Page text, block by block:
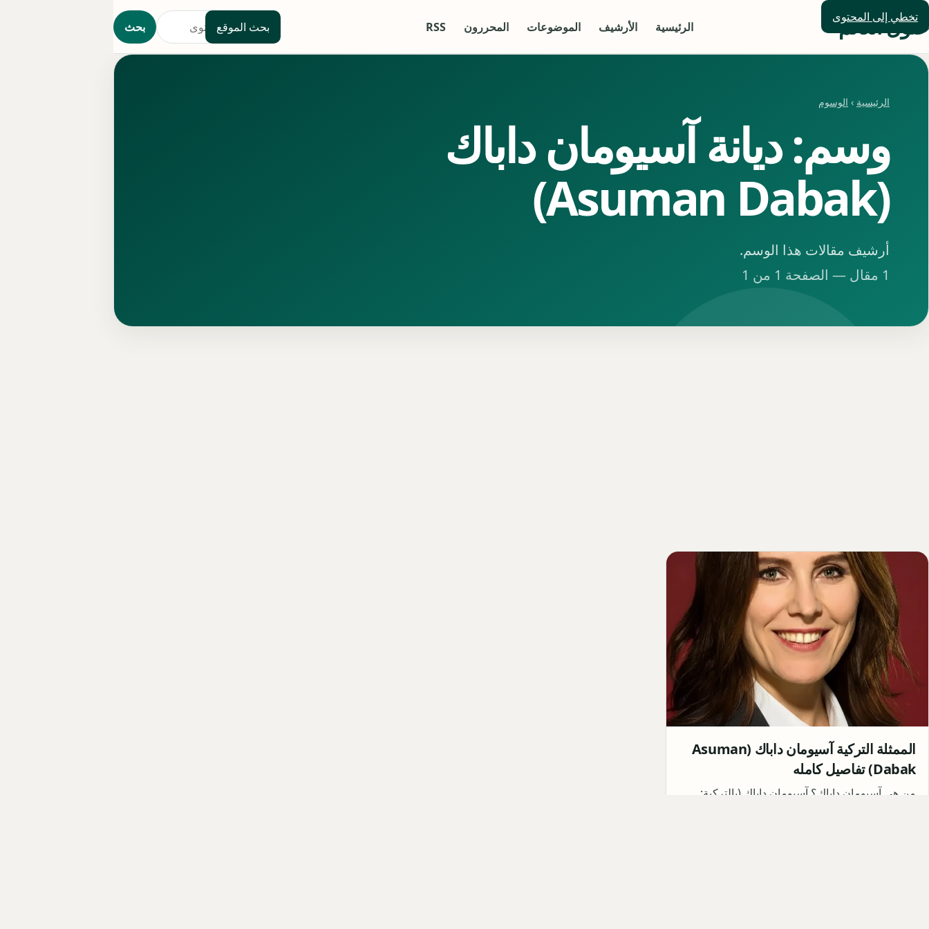
تخطي إلى المحتوى
حلول العالم الرئيسية الأرشيف الموضوعات المحررون RSS بحث الموقع بحث
الرئيسية › الوسوم
وسم: ديانة آسيومان داباك
(Asuman Dabak)
أرشيف مقالات هذا الوسم.
1 مقال — الصفحة 1 من 1
الممثلة التركية آسيومان داباك (Asuman
Dabak) تفاصيل كامله
من هي آسيومان داباك؟ آسيومان داباك (بالتركية: